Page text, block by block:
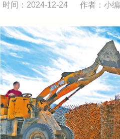
时间：2024-12-24 作者：小编